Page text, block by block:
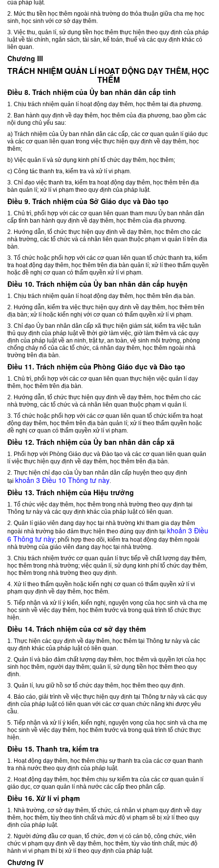
của pháp luật.
2. Mức thu tiền học thêm ngoài nhà trường do thỏa thuận giữa cha mẹ học
sinh, học sinh với cơ sở dạy thêm.
3. Việc thu, quản lí, sử dụng tiền học thêm thực hiện theo quy định của pháp
luật về tài chính, ngân sách, tài sản, kế toán, thuế và các quy định khác có
liên quan.
Chương III
TRÁCH NHIỆM QUẢN LÍ HOẠT ĐỘNG DẠY THÊM, HỌC
THÊM
Điều 8. Trách nhiệm của Ủy ban nhân dân cấp tỉnh
1. Chịu trách nhiệm quản lí hoạt động dạy thêm, học thêm tại địa phương.
2. Ban hành quy định về dạy thêm, học thêm của địa phương, bao gồm các
nội dung chủ yếu sau:
a) Trách nhiệm của Ủy ban nhân dân các cấp, các cơ quan quản lí giáo dục
và các cơ quan liên quan trong việc thực hiện quy định về dạy thêm, học
thêm;
b) Việc quản lí và sử dụng kinh phí tổ chức dạy thêm, học thêm;
c) Công tác thanh tra, kiểm tra và xử lí vi phạm.
3. Chỉ đạo việc thanh tra, kiểm tra hoạt động dạy thêm, học thêm trên địa
bàn quản lí; xử lí vi phạm theo quy định của pháp luật.
Điều 9. Trách nhiệm của Sở Giáo dục và Đào tạo
1. Chủ trì, phối hợp với các cơ quan liên quan tham mưu Ủy ban nhân dân
cấp tỉnh ban hành quy định về dạy thêm, học thêm của địa phương.
2. Hướng dẫn, tổ chức thực hiện quy định về dạy thêm, học thêm cho các
nhà trường, các tổ chức và cá nhân liên quan thuộc phạm vi quản lí trên địa
bàn.
3. Tổ chức hoặc phối hợp với các cơ quan liên quan tổ chức thanh tra, kiểm
tra hoạt động dạy thêm, học thêm trên địa bàn quản lí; xử lí theo thẩm quyền
hoặc đề nghị cơ quan có thẩm quyền xử lí vi phạm.
Điều 10. Trách nhiệm của Ủy ban nhân dân cấp huyện
1. Chịu trách nhiệm quản lí hoạt động dạy thêm, học thêm trên địa bàn.
2. Hướng dẫn, kiểm tra việc thực hiện quy định về dạy thêm, học thêm trên
địa bàn; xử lí hoặc kiến nghị với cơ quan có thẩm quyền xử lí vi phạm.
3. Chỉ đạo Ủy ban nhân dân cấp xã thực hiện giám sát, kiểm tra việc tuân
thủ quy định của pháp luật về thời giờ làm việc, giờ làm thêm và các quy
định của pháp luật về an ninh, trật tự, an toàn, vệ sinh môi trường, phòng
chống cháy nổ của các tổ chức, cá nhân dạy thêm, học thêm ngoài nhà
trường trên địa bàn.
Điều 11. Trách nhiệm của Phòng Giáo dục và Đào tạo
1. Chủ trì, phối hợp với các cơ quan liên quan thực hiện việc quản lí dạy
thêm, học thêm trên địa bàn.
2. Hướng dẫn, tổ chức thực hiện quy định về dạy thêm, học thêm cho các
nhà trường, các tổ chức và cá nhân liên quan thuộc phạm vi quản lí.
3. Tổ chức hoặc phối hợp với các cơ quan liên quan tổ chức kiểm tra hoạt
động dạy thêm, học thêm trên địa bàn quản lí; xử lí theo thẩm quyền hoặc
đề nghị cơ quan có thẩm quyền xử lí vi phạm.
Điều 12. Trách nhiệm của Ủy ban nhân dân cấp xã
1. Phối hợp với Phòng Giáo dục và Đào tạo và các cơ quan liên quan quản
lí việc thực hiện quy định về dạy thêm, học thêm trên địa bàn.
2. Thực hiện chỉ đạo của Ủy ban nhân dân cấp huyện theo quy định
tại khoản 3 Điều 10 Thông tư này.
Điều 13. Trách nhiệm của Hiệu trưởng
1. Tổ chức việc dạy thêm, học thêm trong nhà trường theo quy định tại
Thông tư này và các quy định khác của pháp luật có liên quan.
2. Quản lí giáo viên đang dạy học tại nhà trường khi tham gia dạy thêm
ngoài nhà trường bảo đảm thực hiện theo đúng quy định tại khoản 3 Điều
6 Thông tư này; phối hợp theo dõi, kiểm tra hoạt động dạy thêm ngoài
nhà trường của giáo viên đang dạy học tại nhà trường.
3. Chịu trách nhiệm trước cơ quan quản lí trực tiếp về chất lượng dạy thêm,
học thêm trong nhà trường; việc quản lí, sử dụng kinh phí tổ chức dạy thêm,
học thêm trong nhà trường theo quy định.
4. Xử lí theo thẩm quyền hoặc kiến nghị cơ quan có thẩm quyền xử lí vi
phạm quy định về dạy thêm, học thêm.
5. Tiếp nhận và xử lí ý kiến, kiến nghị, nguyện vọng của học sinh và cha mẹ
học sinh về việc dạy thêm, học thêm trước và trong quá trình tổ chức thực
hiện.
Điều 14. Trách nhiệm của cơ sở dạy thêm
1. Thực hiện các quy định về dạy thêm, học thêm tại Thông tư này và các
quy định khác của pháp luật có liên quan.
2. Quản lí và bảo đảm chất lượng dạy thêm, học thêm và quyền lợi của học
sinh học thêm, người dạy thêm; quản lí, sử dụng tiền học thêm theo quy
định.
3. Quản lí, lưu giữ hồ sơ tổ chức dạy thêm, học thêm theo quy định.
4. Báo cáo, giải trình về việc thực hiện quy định tại Thông tư này và các quy
định của pháp luật có liên quan với các cơ quan chức năng khi được yêu
cầu.
5. Tiếp nhận và xử lí ý kiến, kiến nghị, nguyện vọng của học sinh và cha mẹ
học sinh về việc dạy thêm, học thêm trước và trong quá trình tổ chức thực
hiện.
Điều 15. Thanh tra, kiểm tra
1. Hoạt động dạy thêm, học thêm chịu sự thanh tra của các cơ quan thanh
tra nhà nước theo quy định của pháp luật.
2. Hoạt động dạy thêm, học thêm chịu sự kiểm tra của các cơ quan quản lí
giáo dục, cơ quan quản lí nhà nước các cấp theo phân cấp.
Điều 16. Xử lí vi phạm
1. Nhà trường, cơ sở dạy thêm, tổ chức, cá nhân vi phạm quy định về dạy
thêm, học thêm, tùy theo tính chất và mức độ vi phạm sẽ bị xử lí theo quy
định của pháp luật.
2. Người đứng đầu cơ quan, tổ chức, đơn vị có cán bộ, công chức, viên
chức vi phạm quy định về dạy thêm, học thêm, tùy vào tính chất, mức độ
hành vi vi phạm thì bị xử lí theo quy định của pháp luật.
Chương IV